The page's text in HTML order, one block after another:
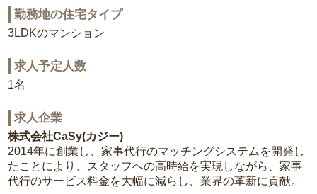
勤務地の住宅タイプ
3LDKのマンション
求人予定人数
1名
求人企業
株式会社CaSy(カジー)
2014年に創業し、家事代行のマッチングシステムを開発し
たことにより、スタッフへの高時給を実現しながら、家事
代行のサービス料金を大幅に減らし、業界の革新に貢献。